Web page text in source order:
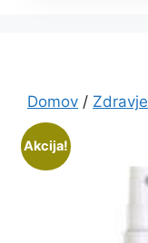
Domov / Zdravje
Akcija!